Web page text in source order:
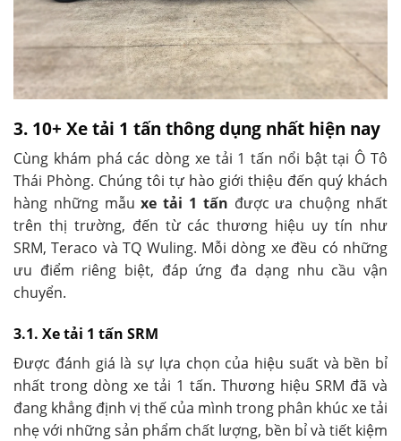
3. 10+ Xe tải 1 tấn thông dụng nhất hiện nay
Cùng khám phá các dòng xe tải 1 tấn nổi bật tại Ô Tô
Thái Phòng. Chúng tôi tự hào giới thiệu đến quý khách
hàng những mẫuxe tải 1 tấn được ưa chuộng nhất
trên thị trường, đến từ các thương hiệu uy tín như
SRM, Teraco và TQ Wuling. Mỗi dòng xe đều có những
ưu điểm riêng biệt, đáp ứng đa dạng nhu cầu vận
chuyển.
3.1. Xe tải 1 tấn SRM
Được đánh giá là sự lựa chọn của hiệu suất và bền bỉ
nhất trong dòng xe tải 1 tấn. Thương hiệu SRM đã và
đang khẳng định vị thế của mình trong phân khúc xe tải
nhẹ với những sản phẩm chất lượng, bền bỉ và tiết kiệm